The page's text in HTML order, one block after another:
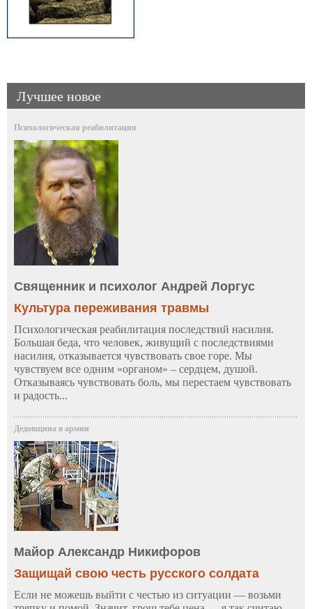
Лучшее новое
Психологическая реабилитация
Священник и психолог Андрей Лоргус
Культура переживания травмы
Психологическая реабилитация последствий насилия.
Большая беда, что человек, живущий с последствиями
насилия, отказывается чувствовать свое горе. Мы
чувствуем все одним «органом» – сердцем, душой.
Отказываясь чувствовать боль, мы перестаем чувствовать
и радость...
Дедовщина в армии
Майор Александр Никифоров
Защищай свою честь русского солдата
Если не можешь выйти с честью из ситуации — возьми